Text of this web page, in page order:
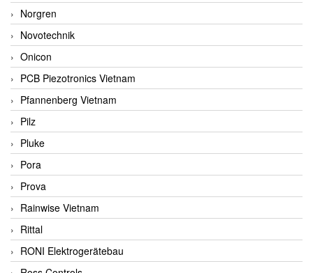
Norgren
Novotechnik
Onicon
PCB Piezotronics Vietnam
Pfannenberg Vietnam
Pilz
Pluke
Pora
Prova
Rainwise Vietnam
Rittal
RONI Elektrogerätebau